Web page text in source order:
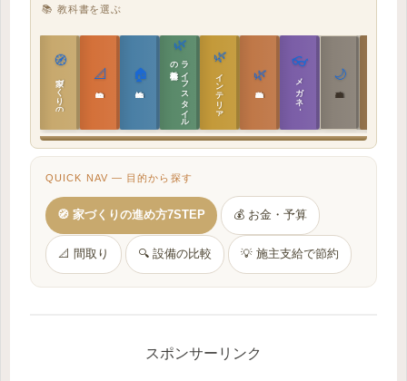
📚 教科書を選ぶ
🧭
家づくりの教科書 📐
実施設計の教科書
🏠
性能設計の教科書
🌿
ラ
イ
フ
ス
タ
イ
ル
の
教科書 🌿
インテリア設計 🌿
敷地設計の教科書
👓
メガネ｜転職 🌙
建築思想の教科書
QUICK NAV — 目的から探す
🧭 家づくりの進め方7STEP 💰 お金・予算
📐 間取り 🔍 設備の比較 💡 施主支給で節約
スポンサーリンク